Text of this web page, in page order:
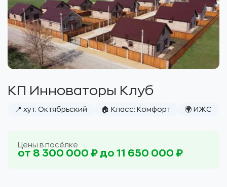
КП Инноваторы Клуб
📍 хут. Октябрьский 🏠 Класс: Комфорт 🌍 ИЖС
Цены в посёлке
от 8 300 000 ₽ до 11 650 000 ₽